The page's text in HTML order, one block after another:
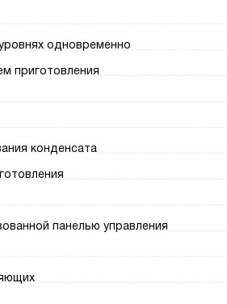
одновременно
приготовления
конденсата
панелью управления